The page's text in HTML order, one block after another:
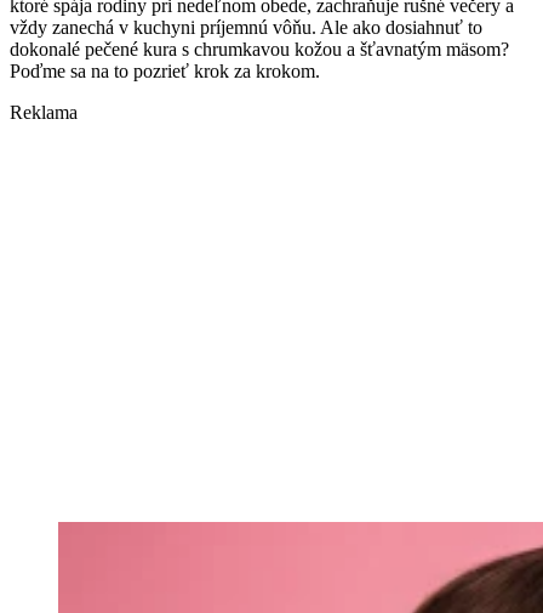
ktoré spája rodiny pri nedeľnom obede, zachraňuje rušné večery a
vždy zanechá v kuchyni príjemnú vôňu. Ale ako dosiahnuť to
dokonalé pečené kura s chrumkavou kožou a šťavnatým mäsom?
Poďme sa na to pozrieť krok za krokom.
Reklama